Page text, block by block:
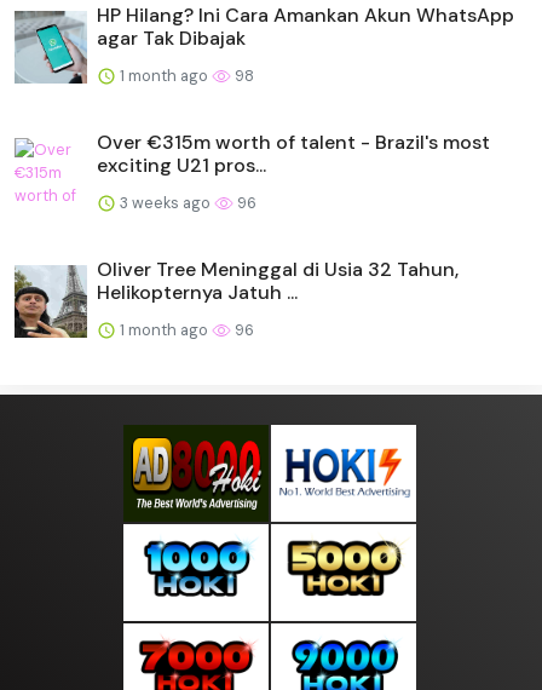
HP Hilang? Ini Cara Amankan Akun WhatsApp
agar Tak Dibajak
1 month ago 98
Over €315m worth of talent - Brazil's most
exciting U21 pros...
3 weeks ago 96
Oliver Tree Meninggal di Usia 32 Tahun,
Helikopternya Jatuh ...
1 month ago 96